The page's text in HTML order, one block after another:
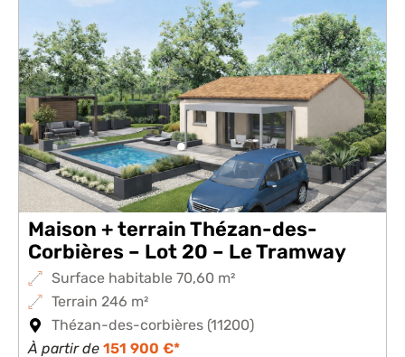
Maison + terrain Thézan-des-
Corbières – Lot 20 – Le Tramway
Surface habitable 70,60 m²
Terrain 246 m²
Thézan-des-corbières (11200)
À partir de 151 900 €*